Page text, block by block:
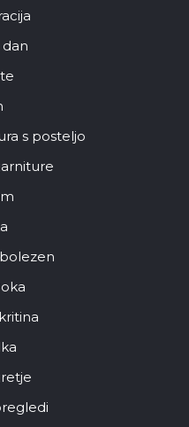
dan
s posteljo